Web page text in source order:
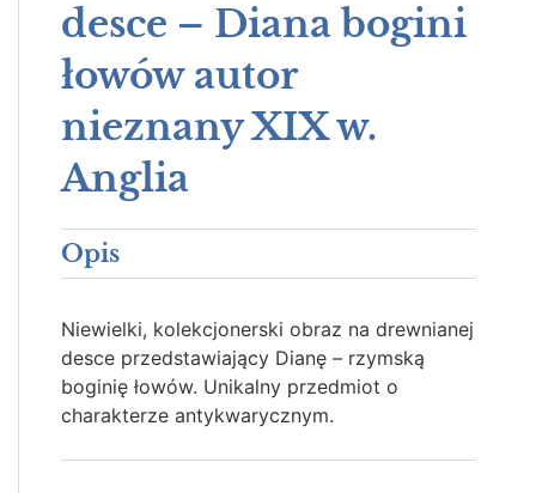
desce – Diana bogini
łowów autor
nieznany XIX w.
Anglia
Opis
Niewielki, kolekcjonerski obraz na drewnianej
desce przedstawiający Dianę – rzymską
boginię łowów. Unikalny przedmiot o
charakterze antykwarycznym.